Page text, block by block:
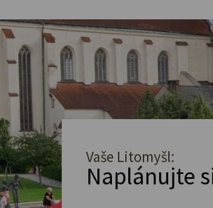
Vaše Litomyšl:
Naplánujte